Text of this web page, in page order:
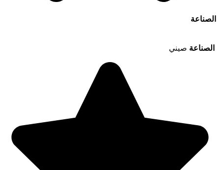
الصناعة
الصناعة صيني